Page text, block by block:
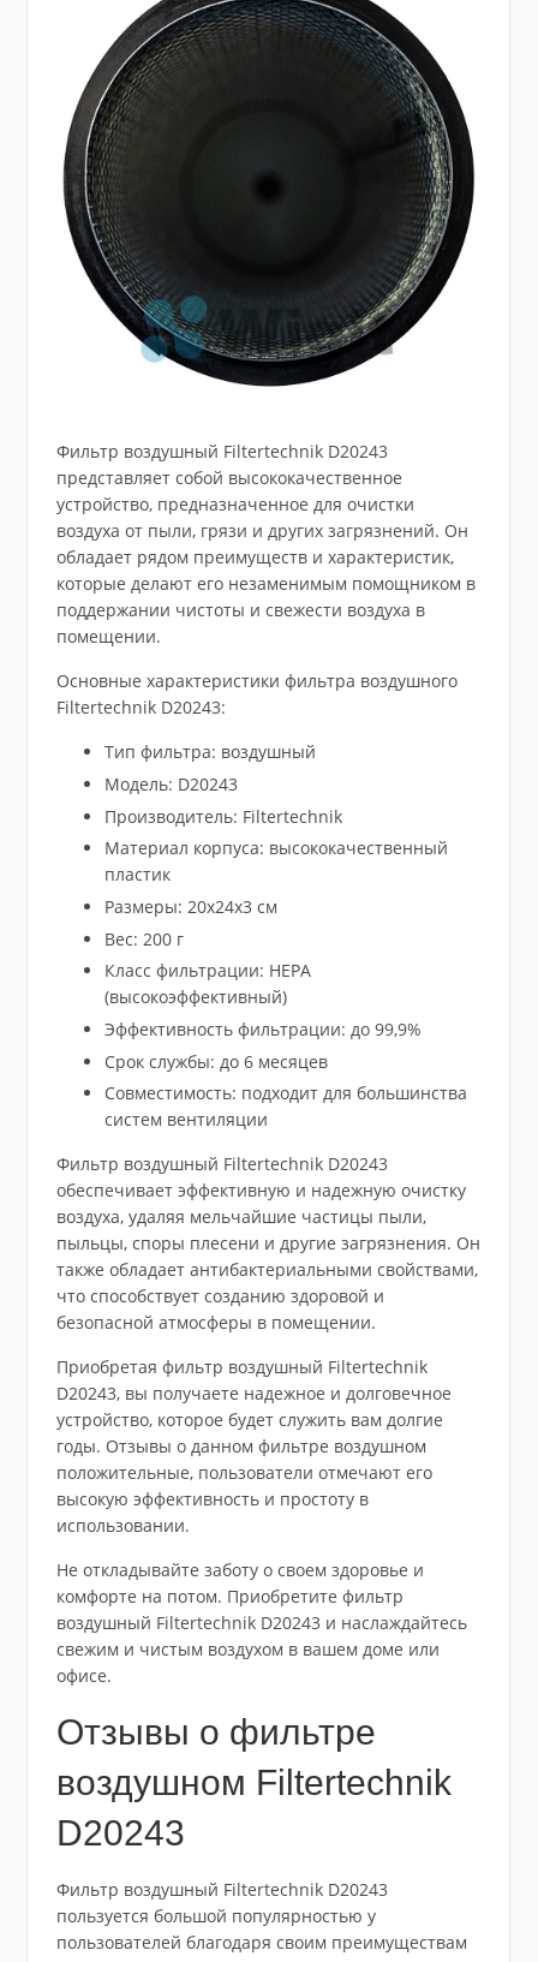
Фильтр воздушный Filtertechnik D20243
представляет собой высококачественное
устройство, предназначенное для очистки
воздуха от пыли, грязи и других загрязнений. Он
обладает рядом преимуществ и характеристик,
которые делают его незаменимым помощником в
поддержании чистоты и свежести воздуха в
помещении.
Основные характеристики фильтра воздушного
Filtertechnik D20243:
Тип фильтра: воздушный
Модель: D20243
Производитель: Filtertechnik
Материал корпуса: высококачественный
пластик
Размеры: 20x24x3 см
Вес: 200 г
Класс фильтрации: HEPA
(высокоэффективный)
Эффективность фильтрации: до 99,9%
Срок службы: до 6 месяцев
Совместимость: подходит для большинства
систем вентиляции
Фильтр воздушный Filtertechnik D20243
обеспечивает эффективную и надежную очистку
воздуха, удаляя мельчайшие частицы пыли,
пыльцы, споры плесени и другие загрязнения. Он
также обладает антибактериальными свойствами,
что способствует созданию здоровой и
безопасной атмосферы в помещении.
Приобретая фильтр воздушный Filtertechnik
D20243, вы получаете надежное и долговечное
устройство, которое будет служить вам долгие
годы. Отзывы о данном фильтре воздушном
положительные, пользователи отмечают его
высокую эффективность и простоту в
использовании.
Не откладывайте заботу о своем здоровье и
комфорте на потом. Приобретите фильтр
воздушный Filtertechnik D20243 и наслаждайтесь
свежим и чистым воздухом в вашем доме или
офисе.
Отзывы о фильтре
воздушном Filtertechnik
D20243
Фильтр воздушный Filtertechnik D20243
пользуется большой популярностью у
пользователей благодаря своим преимуществам